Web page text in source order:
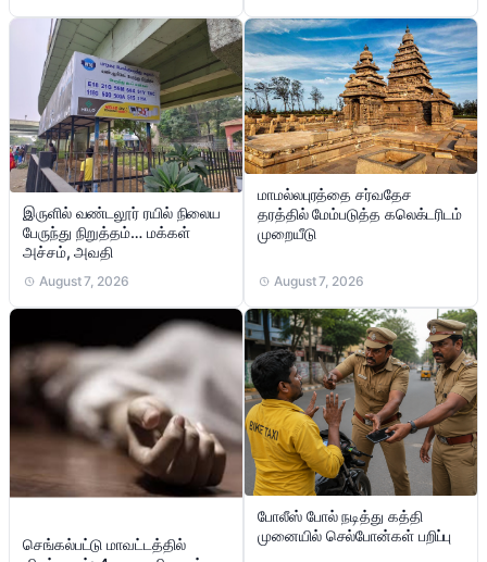
இருளில் வண்டலூர் ரயில் நிலைய
பேருந்து நிறுத்தம்… மக்கள்
அச்சம், அவதி
August 7, 2026
மாமல்லபுரத்தை சர்வதேச
தரத்தில் மேம்படுத்த கலெக்டரிடம்
முறையீடு
August 7, 2026
செங்கல்பட்டு மாவட்டத்தில்
போலீஸ் போல் நடித்து கத்தி
முனையில் செல்போன்கள் பறிப்பு